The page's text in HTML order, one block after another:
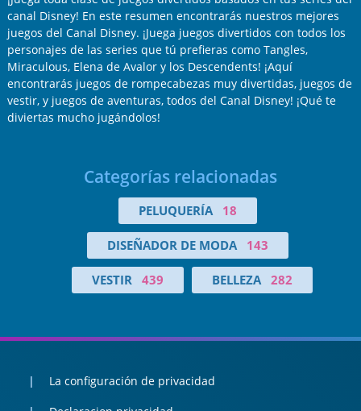
canal Disney! En este resumen encontrarás nuestros mejores
juegos del Canal Disney. ¡Juega juegos divertidos con todos los
personajes de las series que tú prefieras como Tangles,
Miraculous, Elena de Avalor y los Descendents! ¡Aquí
encontrarás juegos de rompecabezas muy divertidas, juegos de
vestir, y juegos de aventuras, todos del Canal Disney! ¡Qué te
diviertas mucho jugándolos!
Categorías relacionadas
PELUQUERÍA 18
DISEÑADOR DE MODA 143
VESTIR 439 BELLEZA 282
La configuración de privacidad